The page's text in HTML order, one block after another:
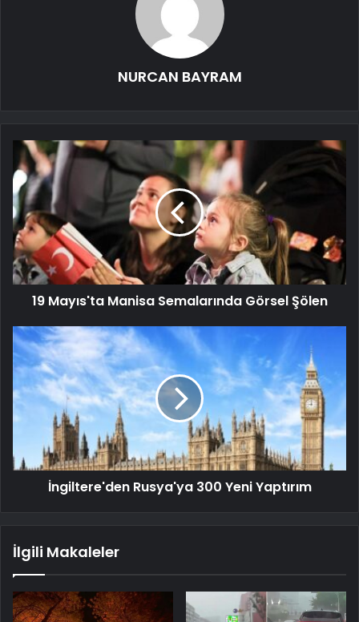
NURCAN BAYRAM
19 Mayıs'ta Manisa Semalarında Görsel Şölen
İngiltere'den Rusya'ya 300 Yeni Yaptırım
İlgili Makaleler